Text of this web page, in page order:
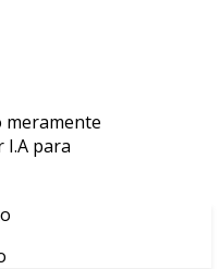
meramente
para